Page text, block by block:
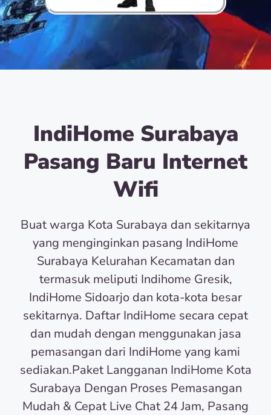
IndiHome Surabaya
Pasang Baru Internet
Wifi
Buat warga Kota Surabaya dan sekitarnya
yang menginginkan pasang IndiHome
Surabaya Kelurahan Kecamatan dan
termasuk meliputi Indihome Gresik,
IndiHome Sidoarjo dan kota-kota besar
sekitarnya. Daftar IndiHome secara cepat
dan mudah dengan menggunakan jasa
pemasangan dari IndiHome yang kami
sediakan.Paket Langganan IndiHome Kota
Surabaya Dengan Proses Pemasangan
Mudah & Cepat Live Chat 24 Jam, Pasang